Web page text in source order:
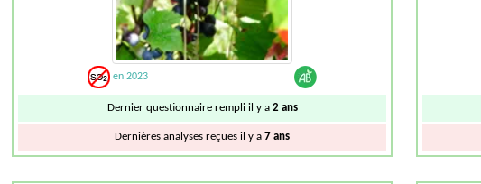
en 2023
Dernier questionnaire rempli il y a 2 ans
Dernières analyses reçues il y a 7 ans